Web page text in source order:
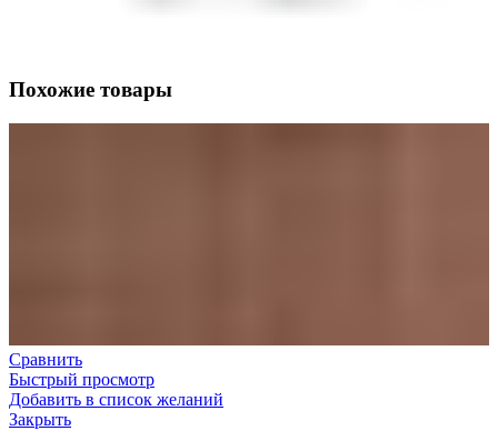
Похожие товары
Сравнить
Быстрый просмотр
Добавить в список желаний
Закрыть